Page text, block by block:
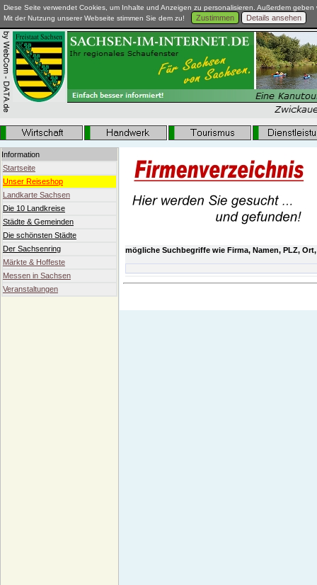
Diese Seite verwendet Cookies, um Inhalte und Anzeigen zu personalisieren. Außerdem
Mit der Nutzung unserer Webseite stimmen Sie dem zu!
Zustimmen Details ansehen
Information
Startseite
Unser Reiseshop
Landkarte Sachsen
Die 10 Landkreise
Städte & Gemeinden
Die schönsten Städte
Der Sachsenring
Märkte & Hoffeste
Messen in Sachsen
Veranstaltungen
mögliche Suchbegriffe wie Firma, Namen, PLZ,